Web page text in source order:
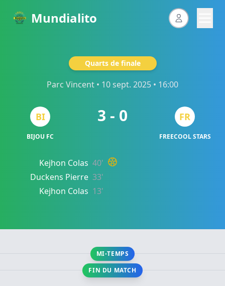
Mundialito
Quarts de finale
Parc Vincent • 10 sept. 2025 • 16:00
BI
BIJOU FC
3 - 0 FR
FREECOOL STARS
Kejhon Colas 40'
Duckens Pierre 33'
Kejhon Colas 13'
MI-TEMPS
FIN DU MATCH